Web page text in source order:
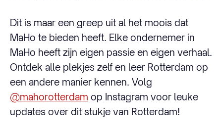
Dit is maar een greep uit al het moois dat
MaHo te bieden heeft. Elke ondernemer in
MaHo heeft zijn eigen passie en eigen verhaal.
Ontdek alle plekjes zelf en leer Rotterdam op
een andere manier kennen. Volg
@mahorotterdam op Instagram voor leuke
updates over dit stukje van Rotterdam!